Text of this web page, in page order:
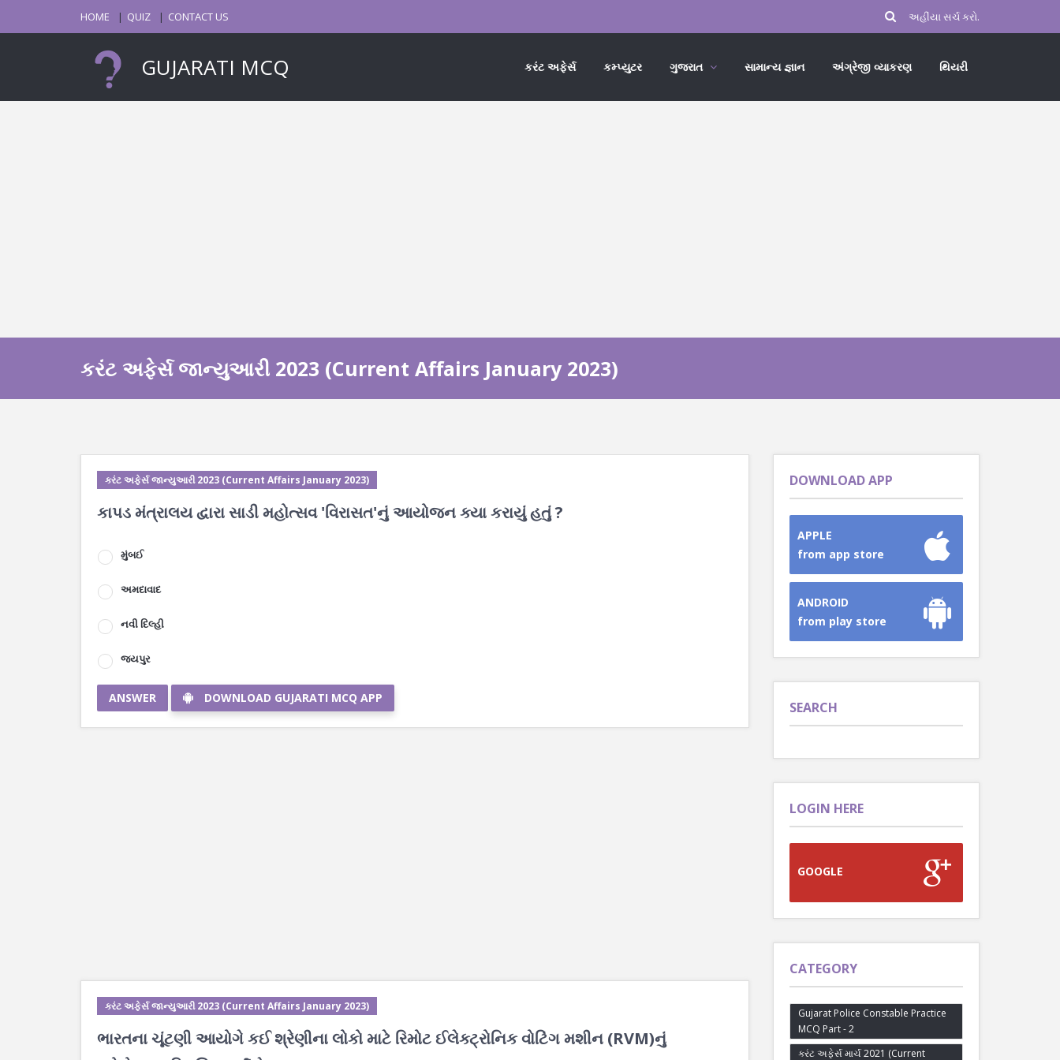
HOME QUIZ CONTACT US
GUJARATI MCQ કરંટ અફેર્સ કમ્પ્યુટર ગુજરાત સામાન્ય જ્ઞાન અંગ્રેજી વ્યાકરણ થિયરી
કરંટ અફેર્સ જાન્યુઆરી 2023 (Current Affairs January 2023)
કરંટ અફેર્સ જાન્યુઆરી 2023 (Current Affairs January 2023)
કાપડ મંત્રાલય દ્વારા સાડી મહોત્સવ 'વિરાસત'નું આયોજન ક્યા કરાયું હતું ?
મુંબઈ
અમદાવાદ
નવી દિલ્હી
જયપુર
ANSWER DOWNLOAD GUJARATI MCQ APP
કરંટ અફેર્સ જાન્યુઆરી 2023 (Current Affairs January 2023)
ભારતના ચૂંટણી આયોગે કઈ શ્રેણીના લોકો માટે રિમોટ ઈલેક્ટ્રોનિક વોટિંગ મશીન (RVM)નું
DOWNLOAD APP
APPLE
from app store
ANDROID
from play store
SEARCH
LOGIN HERE
GOOGLE
CATEGORY
Gujarat Police Constable Practice
MCQ Part - 2
કરંટ અફેર્સ માર્ચ 2021 (Current